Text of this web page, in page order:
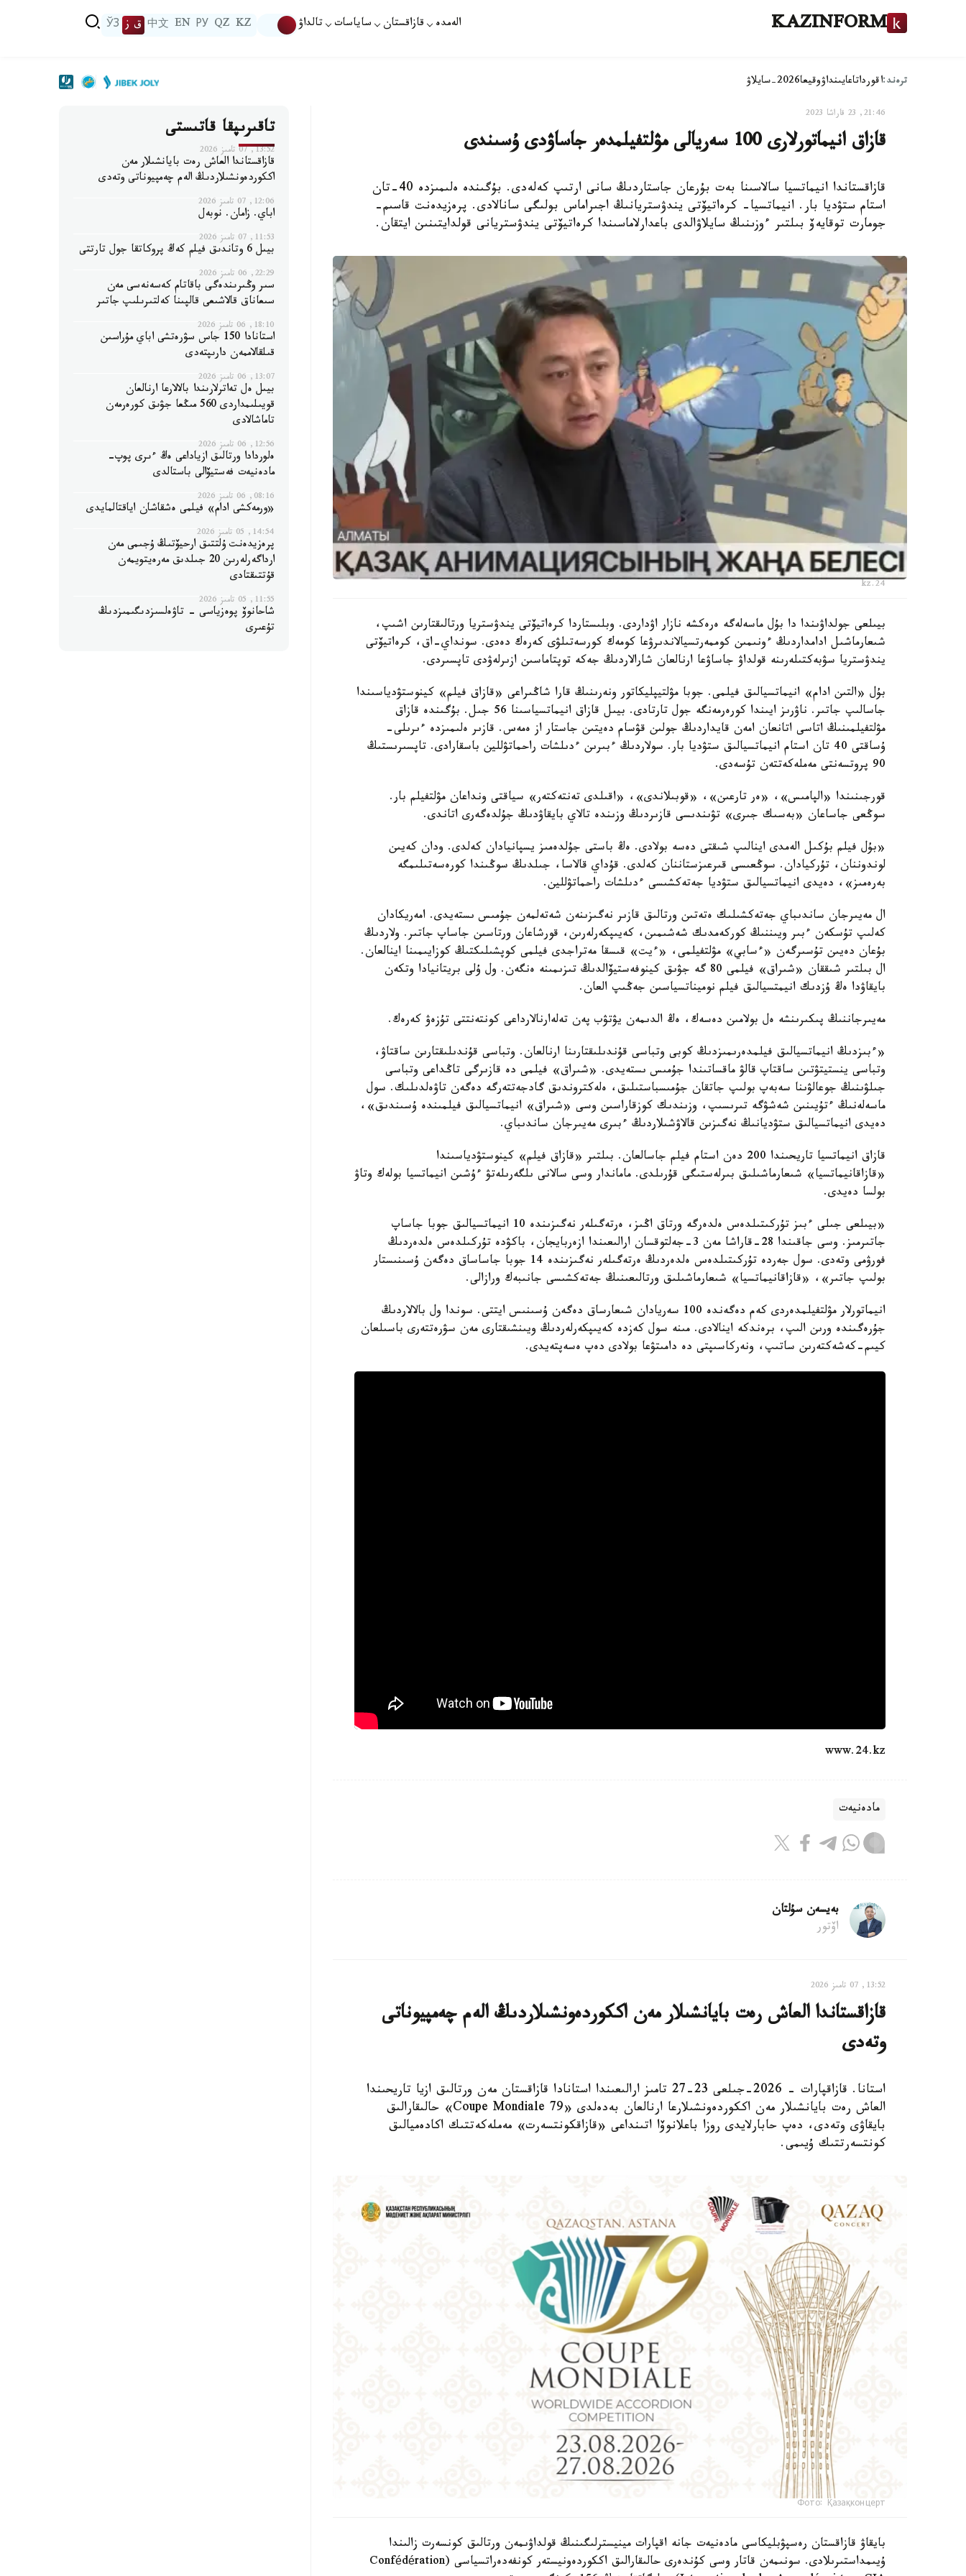
KAZINFORM الەمدە قازاقستان ساياسات تالداۋ KZ
QZ
РУ
EN
中文 ق ز ЎЗ
ترەند:اقورداتاعايىنداۋوقيعا2026-سايلاۋ
21:46, 23 قاراشا 2023
قازاق انيماتورلارى 100 سەريالى مۋلتفيلمدەر جاساۋدى ۇسىندى
قازاقستاندا انيماتسيا سالاسىنا بەت بۇرعان جاستاردىڭ سانى ارتىپ كەلەدى. بۇگىندە ەلىمىزدە 40-تان
استام ستۋديا بار. انيماتسيا- كرەاتيۆتى يندۋستريانىڭ اجىراماس بولىگى سانالادى. پرەزيدەنت قاسىم-
جومارت توقايەۆ بىلتىر ءوزىنىڭ سايلاۋالدى باعدارلاماسىندا كرەاتيۆتى يندۋستريانى قولدايتىنىن ايتقان.
24.kz
بيىلعى جولداۋىندا دا بۇل ماسەلەگە ەرەكشە نازار اۋداردى. وبلىستاردا كرەاتيۆتى يندۋستريا ورتالىقتارىن اشىپ،
شىعارماشىل ادامداردىڭ ءونىمىن كوممەرتسيالاندىرۋعا كومەك كورسەتىلۋى كەرەك دەدى. سونداي-اق، كرەاتيۆتى
يندۋستريا سۋبەكتىلەرىنە قولداۋ جاساۋعا ارنالعان شارالاردىڭ جەكە توپتاماسىن ازىرلەۋدى تاپسىردى.
بۇل «التىن ادام» انيماتسيالىق فيلمى. جوبا مۋلتيپليكاتور ونەرىنىڭ قارا شاڭىراعى «قازاق فيلم» كينوستۋدياسىندا
جاسالىپ جاتىر. ناۋرىز ايىندا كورەرمەنگە جول تارتادى. بيىل قازاق انيماتسياسىنا 56 جىل. بۇگىندە قازاق
مۋلتفيلمىنىڭ اتاسى اتانعان امەن قايداردىڭ جولىن قۋسام دەيتىن جاستار از ەمەس. قازىر ەلىمىزدە ءىرىلى-
ۇساقتى 40 تان استام انيماتسيالىق ستۋديا بار. سولاردىڭ ءبىرىن ءدىلشات راحماتۋللين باسقارادى. تاپسىرىستىڭ
90 پروتسەنتى مەملەكەتتەن تۇسەدى.
قورجىنىندا «الپامىس»، «ەر تارعىن»، «قوبىلاندى»، «اقىلدى تەنتەكتەر» سياقتى ونداعان مۋلتفيلم بار.
سوڭعى جاساعان «بەسىك جىرى» تۋىندىسى قازىردىڭ وزىندە تالاي بايقاۋدىڭ جۇلدەگەرى اتاندى.
«بۇل فيلم بۇكىل الەمدى اينالىپ شىقتى دەسە بولادى. ەڭ باستى جۇلدەمىز يسپانيادان كەلدى. ودان كەيىن
لوندوننان، تۇركيادان. سوڭعىسى قىرعىزستاننان كەلدى. قۇداي قالاسا، جىلدىڭ سوڭىندا كورەسەتىلىمگە
بەرەمىز»، دەيدى انيماتسيالىق ستۋديا جەتەكشىسى ءدىلشات راحماتۋللين.
ال مەيىرجان ساندىباي جەتەكشىلىك ەتەتىن ورتالىق قازىر نەگىزىنەن شەتەلمەن جۇمىس ىستەيدى. امەريكادان
كەلىپ تۇسكەن ءبىر ويىننىڭ كوركەمدىك شەشىمىن، كەيىپكەرلەرىن، قورشاعان ورتاسىن جاساپ جاتىر. ولاردىڭ
بۇعان دەيىن تۇسىرگەن «ءسابي» مۋلتفيلمى، «ءيت» قىسقا مەتراجدى فيلمى كوپشىلىكتىڭ كوزايىمىنا اينالعان.
ال بىلتىر شىققان «شىراق» فيلمى 80 گە جۋىق كينوفەستيۆالدىڭ تىزىمىنە ەنگەن. ول ۇلى بريتانيادا وتكەن
بايقاۋدا ەڭ ۇزدىك انيمتسيالىق فيلم نوميناتسياسىن جەڭىپ العان.
مەيىرجاننىڭ پىكىرىنشە ەل بولامىن دەسەك، ەڭ الدىمەن يۋتۋب پەن تەلەارنالارداعى كونتەنتتى تۇزەۋ كەرەك.
«ءبىزدىڭ انيماتسيالىق فيلمدەرىمىزدىڭ كوبى وتباسى قۇندىلىقتارىنا ارنالعان. وتباسى قۇندىلىقتارىن ساقتاۋ،
وتباسى ينستيتۋتىن ساقتاپ قالۋ ماقساتىندا جۇمىس ىستەيدى. «شىراق» فيلمى دە قازىرگى تاڭداعى وتباسى
جىلۋىنىڭ جوعالۋىنا سەبەپ بولىپ جاتقان جۇمىسباستىلىق، ەلەكتروندىق گادجەتتەرگە دەگەن تاۋەلدىلىك. سول
ماسەلەنىڭ ءتۇيىنىن شەشۋگە تىرىسىپ، وزىندىك كوزقاراسىن وسى «شىراق» انيماتسيالىق فيلمىندە ۇسىندىق»،
دەيدى انيماتسيالىق ستۋديانىڭ نەگىزىن قالاۋشىلاردىڭ ءبىرى مەيىرجان ساندىباي.
قازاق انيماتسيا تاريحىندا 200 دەن استام فيلم جاسالعان. بىلتىر «قازاق فيلم» كينوستۋدياسىندا
«قازاقانيماتسيا» شىعارماشىلىق بىرلەستىگى قۇرىلدى. ماماندار وسى سالانى ىلگەرىلەتۋ ءۇشىن انيماتسيا بولەك وتاۋ
بولسا دەيدى.
«بيىلعى جىلى ءبىز تۇركىتىلدەس ەلدەرگە ورتاق اڭىز، ەرتەگىلەر نەگىزىندە 10 انيماتسيالىق جوبا جاساپ
جاتىرمىز. وسى جاقىندا 28-قاراشا مەن 3-جەلتوقسان ارالىعىندا ازەربايجان، باكۋدە تۇركىلدەس ەلدەردىڭ
فورۋمى وتەدى. سول جەردە تۇركىتىلدەس ەلدەردىڭ ەرتەگىلەر نەگىزىندە 14 جوبا جاساساق دەگەن ۇسىنىستار
بولىپ جاتىر»، «قازاقانيماتسيا» شىعارماشىلىق ورتالىعىنىڭ جەتەكشىسى جانىبەك ورازالى.
انيماتورلار مۋلتفيلمدەردى كەم دەگەندە 100 سەريادان شىعارساق دەگەن ۇسىنىس ايتتى. سوندا ول بالالاردىڭ
جۇرەگىندە ورىن الىپ، برەندكە اينالادى. مىنە سول كەزدە كەيىپكەرلەردىڭ ويىنشىقتارى مەن سۋرەتتەرى باسىلعان
كيىم-كەشەكتەرىن ساتىپ، ونەركاسىپتى دە دامىتۋعا بولادى دەپ ەسەپتەيدى.
www.24.kz
مادەنيەت
بەيسەن سۇلتان
اۆتور
13:52, 07 تامىز 2026
قازاقستاندا العاش رەت بايانشىلار مەن اككوردەونشىلاردىڭ الەم چەمپيوناتى
وتەدى
استانا. قازاقپارات - 2026-جىلعى 23-27 تامىز ارالىعىندا استانادا قازاقستان مەن ورتالىق ازيا تاريحىندا
العاش رەت بايانشىلار مەن اككوردەونشىلارعا ارنالعان بەدەلدى «Coupe Mondiale 79» حالىقارالىق
بايقاۋى وتەدى، دەپ حابارلايدى روزا باعلانوۆا اتىنداعى «قازاقكونتسەرت» مەملەكەتتىك اكادەميالىق
كونتسەرتتىك ۇيىمى.
Фото: Қазақконцерт
بايقاۋ قازاقستان رەسپۋبليكاسى مادەنيەت جانە اقپارات مينيسترلىگىنىڭ قولداۋىمەن ورتالىق كونسەرت زالىندا
ۇيىمداستىرىلادى. سونىمەن قاتار وسى كۇندەرى حالىقارالىق اككوردەونيستەر كونفەدەراتسياسى (Confédération
تاقىرىپقا قاتىستى
13:52, 07 تامىز 2026
قازاقستاندا العاش رەت بايانشىلار مەن
اككوردەونشىلاردىڭ الەم چەمپيوناتى وتەدى
12:06, 07 تامىز 2026
اباي. زامان. نوبەل
11:53, 07 تامىز 2026
بيىل 6 وتاندىق فيلم كەڭ پروكاتقا جول تارتتى
22:29, 06 تامىز 2026
سىر وڭىرىندەگى باقاتام كەسەنەسى مەن
سىعاناق قالاشىعى قالپىنا كەلتىرىلىپ جاتىر
18:10, 06 تامىز 2026
استانادا 150 جاس سۋرەتشى اباي مۇراسىن
قىلقالاممەن دارىپتەدى
13:07, 06 تامىز 2026
بيىل ەل تەاترلارىندا بالالارعا ارنالعان
قويىلىمداردى 560 مىڭعا جۋىق كورەرمەن
تاماشالادى
12:56, 06 تامىز 2026
ەلوردادا ورتالىق ازياداعى ەڭ ءىرى پوپ-
مادەنيەت فەستيۆالى باستالدى
08:16, 06 تامىز 2026
«ورمەكشى ادام» فيلمى ەشقاشان اياقتالمايدى
14:54, 05 تامىز 2026
پرەزيدەنت ۇلتتىق ارحيۆتىڭ ۇجىمى مەن
ارداگەرلەرىن 20 جىلدىق مەرەيتويمەن
قۇتتىقتادى
11:55, 05 تامىز 2026
شاحانوۆ پوەزياسى - تاۋەلسىزدىگىمىزدىڭ
تۇعىرى